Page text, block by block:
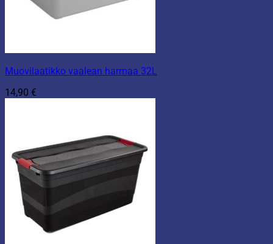
Muovilaatikko vaalean harmaa 32L
14,90 €